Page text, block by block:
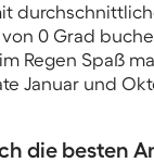
0 Grad
Regen Spaß
Januar und
die besten